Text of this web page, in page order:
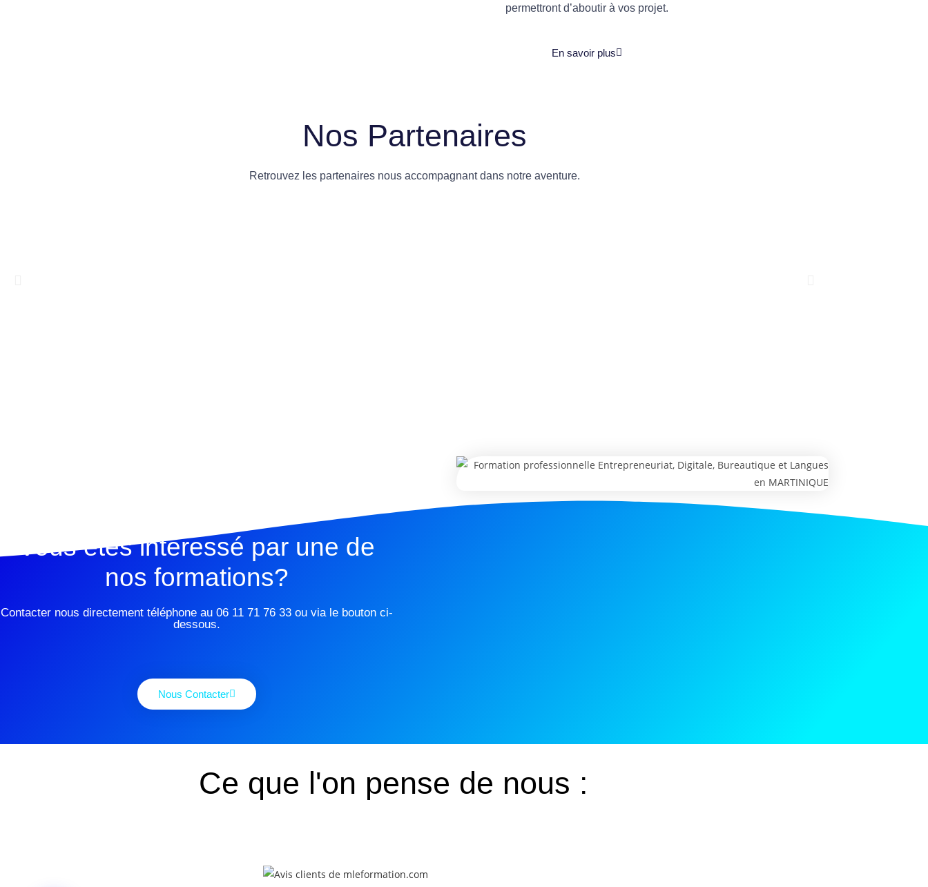
permettront d’aboutir à vos projet.
En savoir plus
Nos Partenaires
Retrouvez les partenaires nous accompagnant dans notre aventure.
Vous êtes interessé par une de
nos formations?
Contacter nous directement téléphone au 06 11 71 76 33 ou via le bouton ci-
dessous.
Nous Contacter
Ce que l'on pense de nous :